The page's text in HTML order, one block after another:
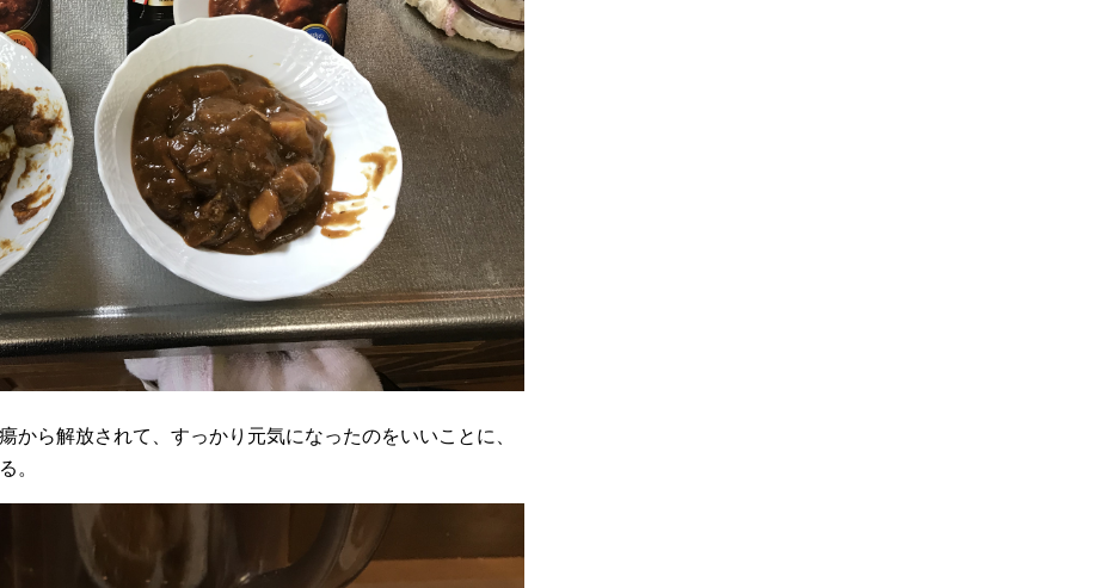
から解放されて、すっかり元気になったのをいいことに、
。